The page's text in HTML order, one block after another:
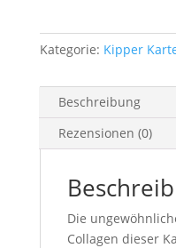
Kategorie: Kipper
Beschreibung
Rezensionen (0)
Die
Collagen dieser